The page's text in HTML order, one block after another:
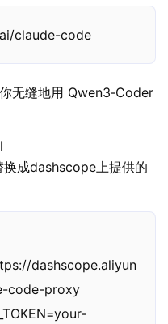
claude-code
无缝地用 Qwen3‑Coder
成dashscope上提供的
dashscope.aliyun
code-proxy